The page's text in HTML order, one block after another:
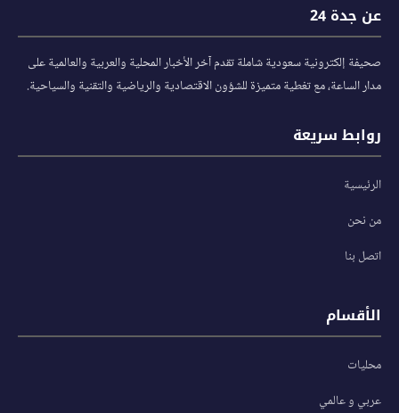
عن جدة 24
صحيفة إلكترونية سعودية شاملة تقدم آخر الأخبار المحلية والعربية والعالمية على
مدار الساعة، مع تغطية متميزة للشؤون الاقتصادية والرياضية والتقنية والسياحية.
روابط سريعة
الرئيسية
من نحن
اتصل بنا
الأقسام
محليات
عربي و عالمي